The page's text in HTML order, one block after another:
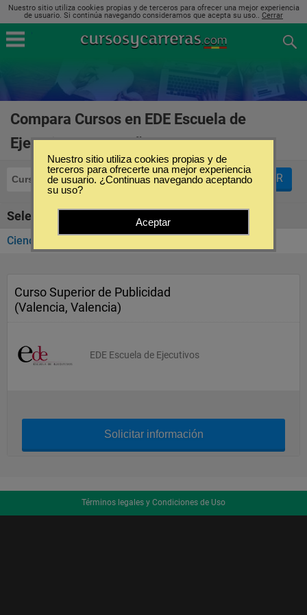
Nuestro sitio utiliza cookies propias y de terceros para ofrecer una mejor experiencia
de usuario. Si continúa navegando consideramos que acepta su uso.. Cerrar
Compara Cursos en EDE Escuela de
Ejecutivos en España
Cursos EDE Escuela de Ejecutivos FILTRAR
Seleccione la categoría
Ciencias Económicas y Empresariales
Curso Superior de Publicidad
(Valencia, Valencia)
EDE Escuela de Ejecutivos
Solicitar información
Términos legales y Condiciones de Uso
Nuestro sitio utiliza cookies propias y de
terceros para ofrecerte una mejor experiencia
de usuario. ¿Continuas navegando aceptando
su uso?
Aceptar